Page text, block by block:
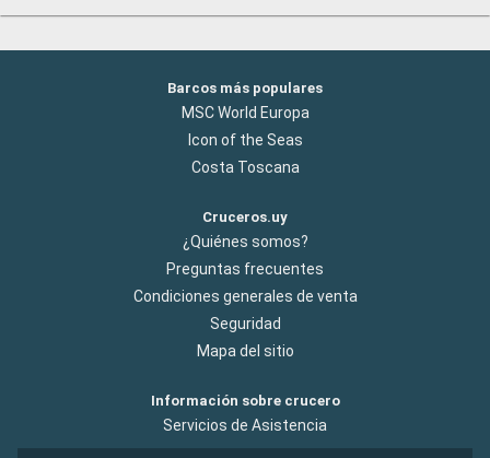
Barcos más populares
MSC World Europa
Icon of the Seas
Costa Toscana
Cruceros.uy
¿Quiénes somos?
Preguntas frecuentes
Condiciones generales de venta
Seguridad
Mapa del sitio
Información sobre crucero
Servicios de Asistencia